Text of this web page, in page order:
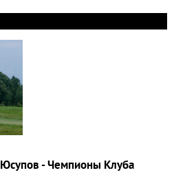
- Чемпионы Клуба